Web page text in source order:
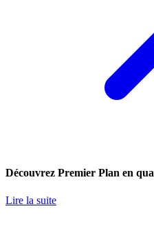
Découvrez Premier Plan en
Lire la suite